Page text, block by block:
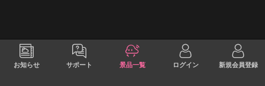
お知らせ サポート 景品一覧 ログイン 新規会員登録